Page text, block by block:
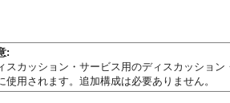
:
スカッション・サービス用のディスカッショ
使用されます。追加構成は必要ありません。